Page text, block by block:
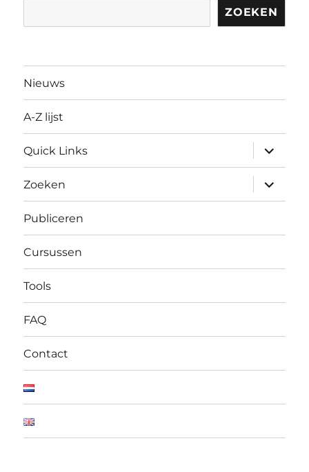
ZOEKEN
Nieuws
A-Z lijst
Quick Links
Zoeken
Publiceren
Cursussen
Tools
FAQ
Contact